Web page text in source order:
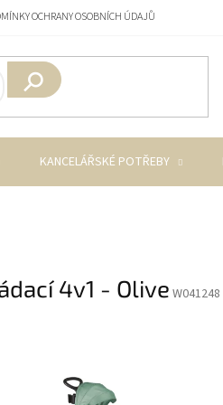
OCHRANY OSOBNÍCH ÚDAJŮ
Hledat
KANCELÁŘSKÉ POTŘEBY
4v1 - Olive W041248